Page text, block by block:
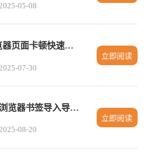
05-08
谷歌浏览器页面卡顿快速修复技巧分享
07-30
立即阅读
Chrome浏览器书签导入导出详细步骤和注意点
08-20
立即阅读